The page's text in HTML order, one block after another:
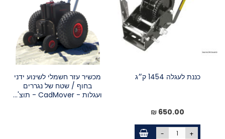
כננת לעגלה 1454 ק״ג
650.00 ₪
- +
מכשיר עזר חשמלי לשינוע ידני
בחוף / שטח של נגררים
ועגלות - CadMover - תוצ'...